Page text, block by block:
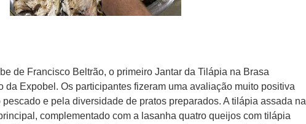
de Francisco Beltrão, o primeiro Jantar da Tilápia na Brasa
da Expobel. Os participantes fizeram uma avaliação muito positiva
e pela diversidade de pratos preparados. A tilápia assada na
complementado com a lasanha quatro queijos com tilápia